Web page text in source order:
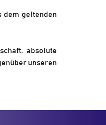
dem geltenden
absolute
unseren